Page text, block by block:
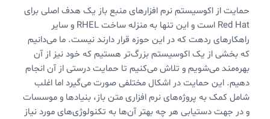
حمایت از اکوسیستم نرم افزارهای منبع باز یک هدف اصلی برای
Red Hat است و این تنها به منزله ساخت RHEL و سایر
راهکارهای ردهت که در این حوزه قرار دارند نیست. ما می‌دانیم
که بخشی از یک اکوسیستم بزرگ‌تر هستیم که خود نیز از آن
بهره‌مند می‌شویم و تلاش می‌کنیم تا حمایت درستی از آن انجام
دهیم. این حمایت در اشکال مختلفی صورت می‌گیرد اما اغلب
شامل کمک به پروژه‌های نرم افزاری متن باز، بنیادها و موسسات
و در جهت دستیابی هر چه بهتر آن‌ها به تکنولوژی‌های مورد نیاز